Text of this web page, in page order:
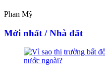
Phan Mỹ
Mới nhất / Nhà đất